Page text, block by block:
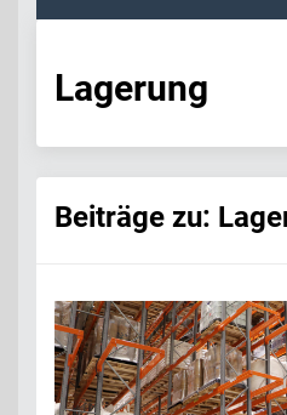
Lagerung
Beiträge zu: